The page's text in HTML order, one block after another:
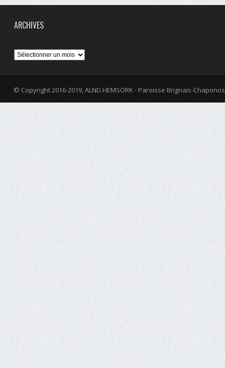
ARCHIVES
Archives
© Copyright 2016-2019, ALND.HEMSORK - Paroisse Brignais-